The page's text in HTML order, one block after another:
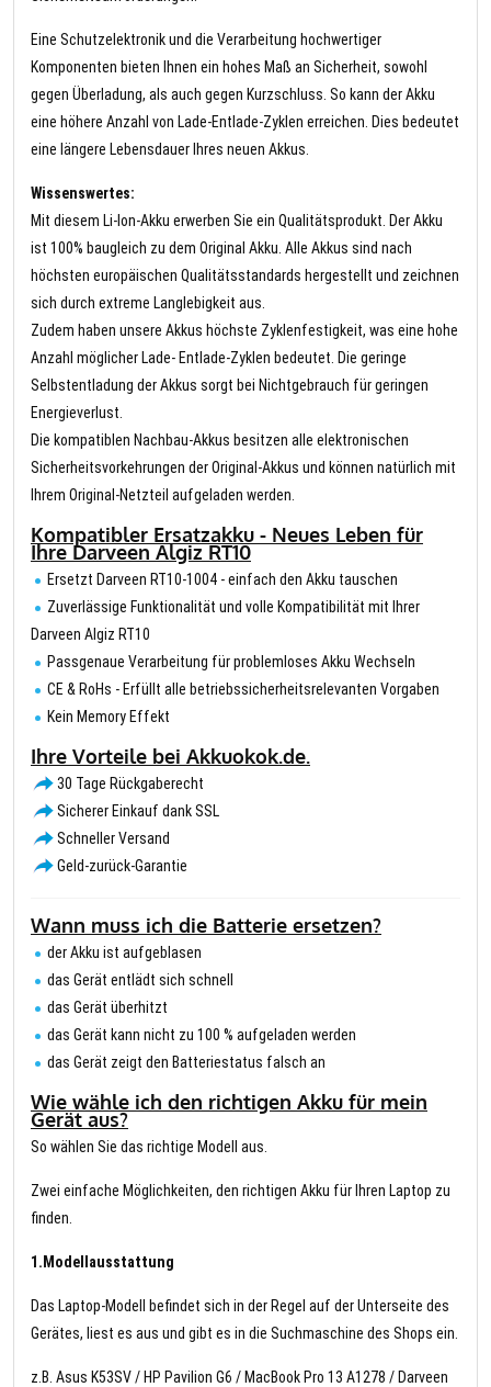
Eine Schutzelektronik und die Verarbeitung hochwertiger
Komponenten bieten Ihnen ein hohes Maß an Sicherheit, sowohl
gegen Überladung, als auch gegen Kurzschluss. So kann der Akku
eine höhere Anzahl von Lade-Entlade-Zyklen erreichen. Dies bedeutet
eine längere Lebensdauer Ihres neuen Akkus.
Wissenswertes:
Mit diesem Li-Ion-Akku erwerben Sie ein Qualitätsprodukt. Der Akku
ist 100% baugleich zu dem Original Akku. Alle Akkus sind nach
höchsten europäischen Qualitätsstandards hergestellt und zeichnen
sich durch extreme Langlebigkeit aus.
Zudem haben unsere Akkus höchste Zyklenfestigkeit, was eine hohe
Anzahl möglicher Lade- Entlade-Zyklen bedeutet. Die geringe
Selbstentladung der Akkus sorgt bei Nichtgebrauch für geringen
Energieverlust.
Die kompatiblen Nachbau-Akkus besitzen alle elektronischen
Sicherheitsvorkehrungen der Original-Akkus und können natürlich mit
Ihrem Original-Netzteil aufgeladen werden.
Kompatibler Ersatzakku - Neues Leben für
Ihre Darveen Algiz RT10
Ersetzt Darveen RT10-1004 - einfach den Akku tauschen
Zuverlässige Funktionalität und volle Kompatibilität mit Ihrer
Darveen Algiz RT10
Passgenaue Verarbeitung für problemloses Akku Wechseln
CE & RoHs - Erfüllt alle betriebssicherheitsrelevanten Vorgaben
Kein Memory Effekt
Ihre Vorteile bei Akkuokok.de.
30 Tage Rückgaberecht
Sicherer Einkauf dank SSL
Schneller Versand
Geld-zurück-Garantie
Wann muss ich die Batterie ersetzen?
der Akku ist aufgeblasen
das Gerät entlädt sich schnell
das Gerät überhitzt
das Gerät kann nicht zu 100 % aufgeladen werden
das Gerät zeigt den Batteriestatus falsch an
Wie wähle ich den richtigen Akku für mein
Gerät aus?
So wählen Sie das richtige Modell aus.
Zwei einfache Möglichkeiten, den richtigen Akku für Ihren Laptop zu
finden.
1.Modellausstattung
Das Laptop-Modell befindet sich in der Regel auf der Unterseite des
Gerätes, liest es aus und gibt es in die Suchmaschine des Shops ein.
z.B. Asus K53SV / HP Pavilion G6 / MacBook Pro 13 A1278 / Darveen